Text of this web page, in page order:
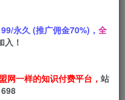
永久 (推广佣金70%)， 全
入！
网一样的知识付费平台， 站